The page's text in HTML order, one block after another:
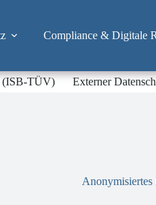
Compliance & Digitale
(ISB-TÜV) Externer
Anonymisiertes